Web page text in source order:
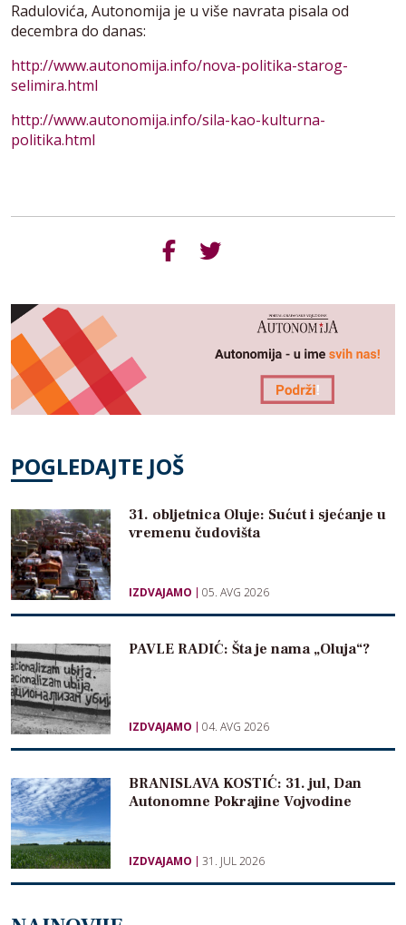
Radulovića, Autonomija je u više navrata pisala od
decembra do danas:
http://www.autonomija.info/nova-politika-starog-
selimira.html
http://www.autonomija.info/sila-kao-kulturna-
politika.html
POGLEDAJTE JOŠ
31. obljetnica Oluje: Sućut i sjećanje u
vremenu čudovišta
IZDVAJAMO 05. AVG 2026
PAVLE RADIĆ: Šta je nama „Oluja“?
IZDVAJAMO 04. AVG 2026
BRANISLAVA KOSTIĆ: 31. jul, Dan
Autonomne Pokrajine Vojvodine
IZDVAJAMO 31. JUL 2026